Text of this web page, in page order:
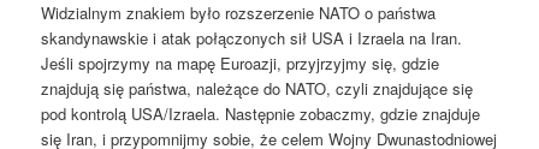
Widzialnym znakiem było rozszerzenie NATO o państwa
skandynawskie i atak połączonych sił USA i Izraela na Iran.
Jeśli spojrzymy na mapę Euroazji, przyjrzyjmy się, gdzie
znajdują się państwa, należące do NATO, czyli znajdujące się
pod kontrolą USA/Izraela. Następnie zobaczmy, gdzie znajduje
się Iran, i przypomnijmy sobie, że celem Wojny Dwunastodniowej